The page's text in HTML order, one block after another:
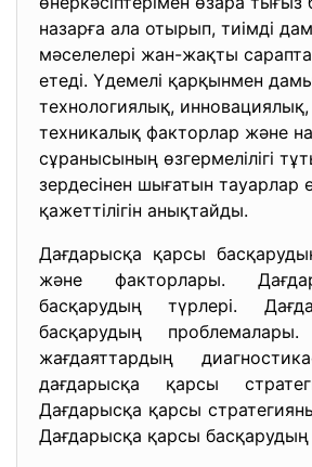
назарға ала отырып, тиімді
мәселелері жан-жақты
етеді. Үдемелі қарқынмен
технологиялық,
техникалық факторлар және
сұранысының өзгермелілігі
зердесінен шығатын тауарлар
қажеттілігін анықтайды.
Дағдарысқа қарсы
және факторлары.
басқарудың түрлері.
басқарудың
жағдаяттардың
дағдарысқа қарсы
Дағдарысқа қарсы
Дағдарысқа қарсы